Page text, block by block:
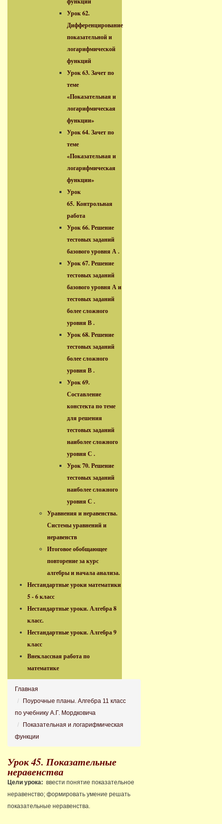
Урок 62.
Дифференцирование
показательной и
логарифмической
функций
Урок 63. Зачет по
теме
«Показательная и
логарифмическая
функции»
Урок 64. Зачет по
теме
«Показательная и
логарифмическая
функции»
Урок
65. Контрольная
работа
Урок 66. Решение
тестовых заданий
базового уровня А .
Урок 67. Решение
тестовых заданий
базового уровня А и
тестовых заданий
более сложного
уровня В .
Урок 68. Решение
тестовых заданий
более сложного
уровня В .
Урок 69.
Составление
констекта по теме
для решения
тестовых заданий
наиболее сложного
уровня С .
Урок 70. Решение
тестовых заданий
наиболее сложного
уровня С .
Уравнения и неравенства.
Системы уравнений и
неравенств
Итоговое обобщающее
повторение за курс
алгебры и начала анализа.
Нестандартные уроки математики
5 - 6 класс
Нестандартные уроки. Алгебра 8
класс.
Нестандартные уроки. Алгебра 9
класс
Внеклассная работа по
математике
Главная
Поурочные планы. Алгебра 11 класс
по учебнику А.Г. Мордковича
Показательная и логарифмическая
функции
Урок 45. Показательные
неравенства
Цели урока: ввести понятие показательное
неравенство; формировать умение решать
показательные неравенства.